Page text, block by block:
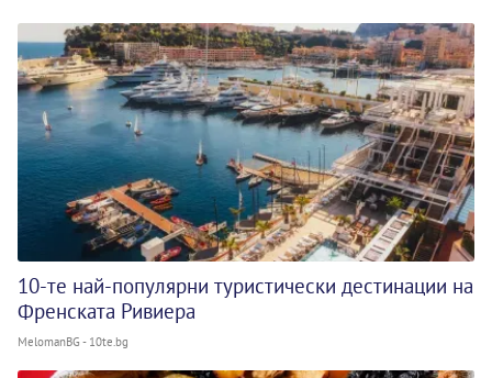
10-те най-популярни туристически дестинации на
Френската Ривиера
MelomanBG - 10te.bg